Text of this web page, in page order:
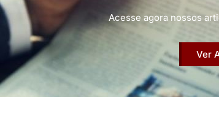
Acesse agora nossos
Ver